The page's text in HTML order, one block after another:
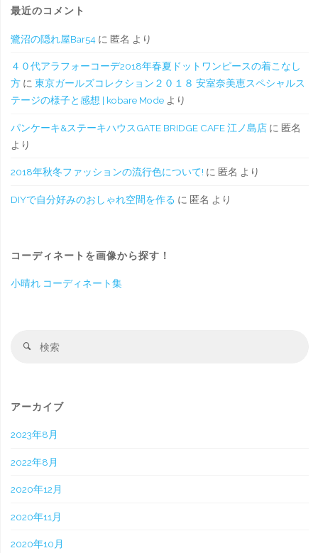
最近のコメント
鷺沼の隠れ屋Bar54に 匿名 より
４０代アラフォーコーデ2018年春夏ドットワンピースの着こなし
方に 東京ガールズコレクション２０１８ 安室奈美恵スペシャルス
テージの様子と感想 | kobare Modeより
パンケーキ&ステーキハウスGATE BRIDGE CAFE 江ノ島店に 匿名
より
2018年秋冬ファッションの流行色について! に 匿名 より
DIYで自分好みのおしゃれ空間を作る に 匿名 より
コーディネートを画像から探す！
小晴れ コーディネート集
検
アーカイブ
2023年8月
2022年8月
2020年12月
2020年11月
2020年10月